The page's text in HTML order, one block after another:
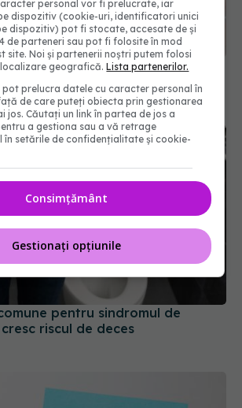
ar putea deveni istorie.
învață corpul să-și apere
pentru sindromul de
riscul de deces
personal vor fi prelucrate, iar
dispozitiv (cookie-uri, identificatori unici
dispozitiv) pot fi stocate, accesate de și
de parteneri sau pot fi folosite în mod
site. Noi și partenerii noștri putem folosi
geografică.Lista partenerilor.
prelucra datele cu caracter personal în
de care puteți obiecta prin gestionarea
jos. Căutați un link în partea de jos a
a gestiona sau a vă retrage
în setările de confidențialitate și cookie-
Consimțământ
Gestionați opțiunile